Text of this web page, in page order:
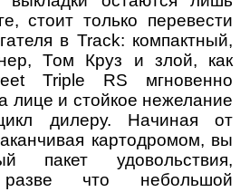
стоит только перевести
в Track: компактный,
Том Круз и злой, как
Triple RS мгновенно
лице и стойкое нежелание
дилеру. Начиная от
картодромом, вы
пакет удовольствия,
разве что небольшой